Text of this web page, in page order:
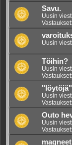
Savu.
Uusin
Vastaukset:
Uusin
Töihin?
Uusin
Vastaukset:
"löytöjä"
Uusin
Vastaukset:
Outo
Uusin
Vastaukset: